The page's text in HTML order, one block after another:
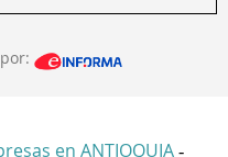
en ANTIOQUIA -